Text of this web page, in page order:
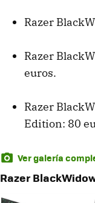
Razer
Razer
euros.
Razer
Edition: 80
Ver galería
Razer